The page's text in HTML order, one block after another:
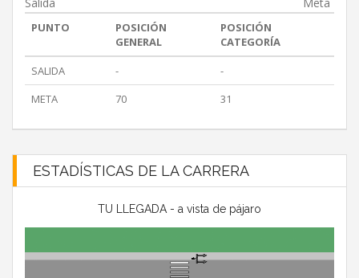
Salida Meta
PUNTO
POSICIÓN
GENERAL
POSICIÓN
CATEGORÍA
SALIDA
-
-
META
70 31
ESTADÍSTICAS DE LA CARRERA
TU LLEGADA - a vista de pájaro